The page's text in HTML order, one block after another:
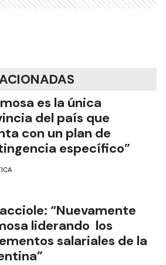
es la única
del país que
con un plan de
específico”
“Nuevamente
liderando los
salariales de la